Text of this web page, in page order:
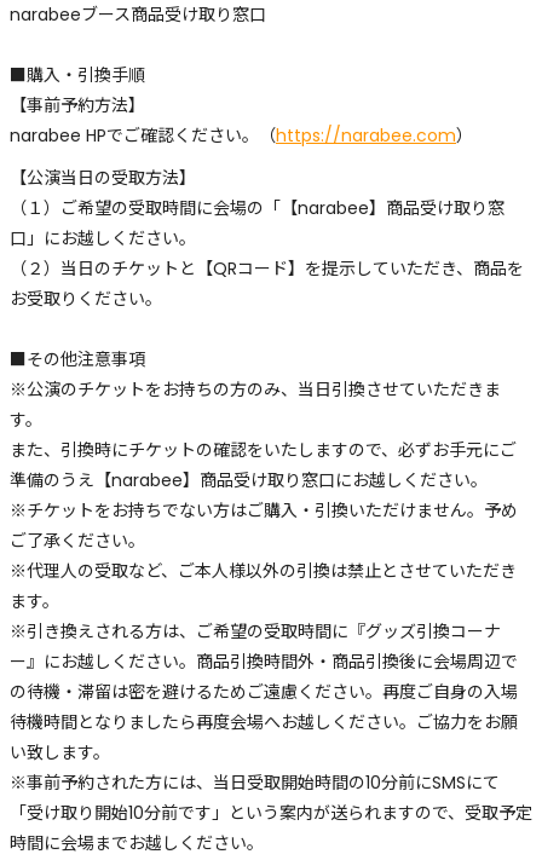
narabeeブース商品受け取り窓口
■購入・引換手順
【事前予約方法】
narabee HPでご確認ください。（https://narabee.com）
【公演当日の受取方法】
（１）ご希望の受取時間に会場の「【narabee】商品受け取り窓
口」にお越しください。
（２）当日のチケットと【QRコード】を提示していただき、商品を
お受取りください。
■その他注意事項
※公演のチケットをお持ちの方のみ、当日引換させていただきま
す。
また、引換時にチケットの確認をいたしますので、必ずお手元にご
準備のうえ【narabee】商品受け取り窓口にお越しください。
※チケットをお持ちでない方はご購入・引換いただけません。予め
ご了承ください。
※代理人の受取など、ご本人様以外の引換は禁止とさせていただき
ます。
※引き換えされる方は、ご希望の受取時間に『グッズ引換コーナ
ー』にお越しください。商品引換時間外・商品引換後に会場周辺で
の待機・滞留は密を避けるためご遠慮ください。再度ご自身の入場
待機時間となりましたら再度会場へお越しください。ご協力をお願
い致します。
※事前予約された方には、当日受取開始時間の10分前にSMSにて
「受け取り開始10分前です」という案内が送られますので、受取予定
時間に会場までお越しください。